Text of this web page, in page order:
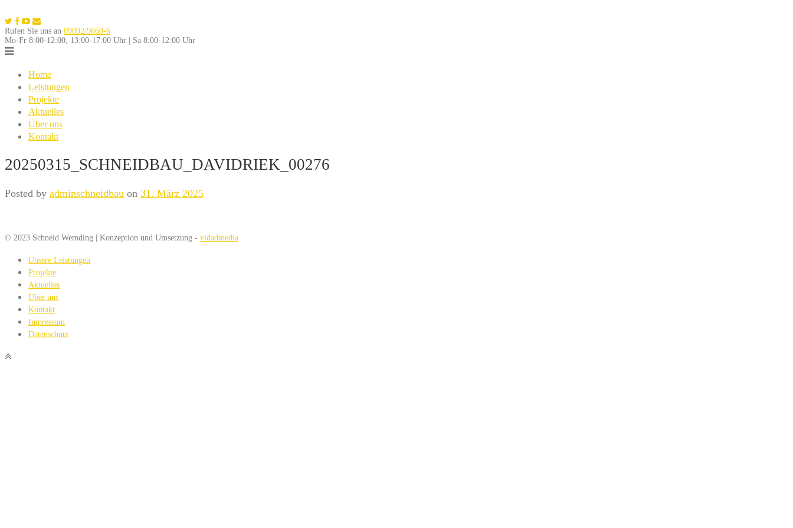
to
content
Rufen Sie uns an 09092/9660-6
Mo-Fr 8:00-12:00, 13:00-17:00 Uhr | Sa 8:00-12:00 Uhr
Home
Leistungen
Projekte
Aktuelles
Über uns
Kontakt
20250315_SCHNEIDBAU_DAVIDRIEK_00276
Posted by adminschneidbau on 31. März 2025
© 2023 Schneid Wemding | Konzeption und Umsetzung - vidadmedia
Unsere Leistungen
Projekte
Aktuelles
Über uns
Kontakt
Impressum
Datenschutz